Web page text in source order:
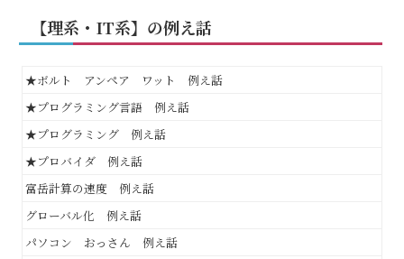
【理系・IT系】の例え話
★ボルト アンペア ワット 例え話
★プログラミング言語 例え話
★プログラミング 例え話
★プロバイダ 例え話
富岳計算の速度 例え話
グローバル化 例え話
パソコン おっさん 例え話